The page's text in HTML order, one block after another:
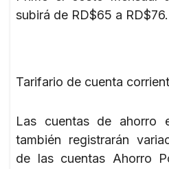
subirá de RD$65 a RD$76.
Tarifario de cuenta
Las cuentas de ahorro
también registrarán
de las cuentas Ahorro